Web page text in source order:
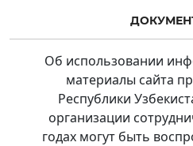
Об использовании
материалы сайта
Республики
организации
годах могут быть